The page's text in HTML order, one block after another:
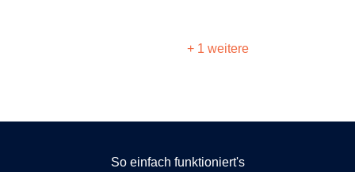
+ 1 weitere
So einfach funktioniert's